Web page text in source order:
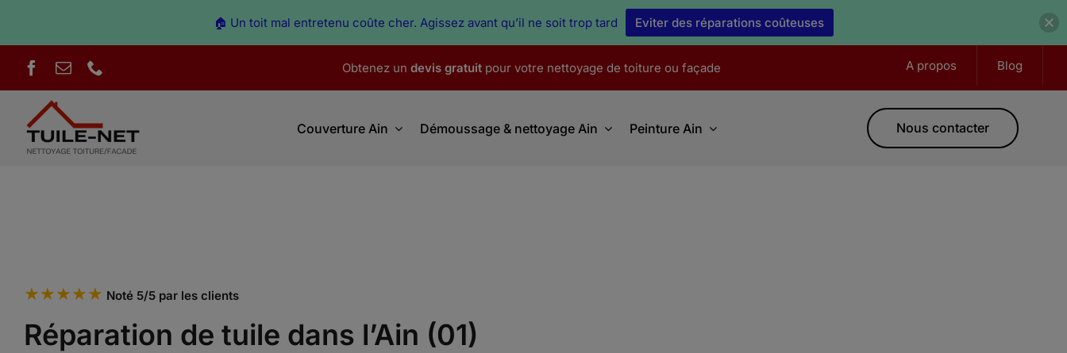
Obtenez un devis gratuitpour votre nettoyage de toiture ou façade A propos Blog
Couverture Ain Démoussage & nettoyage Ain Peinture Ain Nous contacter
★★★★★ Noté 5/5 par les clients
Réparation de tuile dans l’Ain (01)
🏠 Un toit mal entretenu coûte cher. Agissez avant qu’il ne soit trop tard Eviter des réparations coûteuses